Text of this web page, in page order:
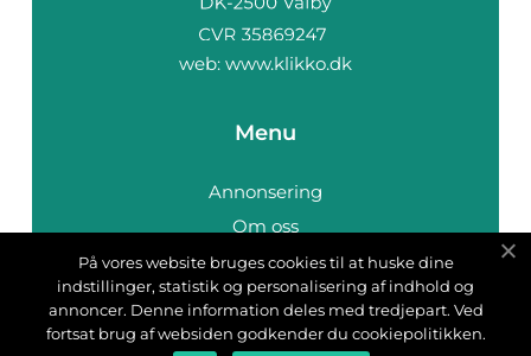
web: www.klikko.dk
Menu
Annonsering
Om oss
Cookies
Kontakta oss
Sitemap
På vores website bruges cookies til at huske dine
indstillinger, statistik og personalisering af indhold og
annoncer. Denne information deles med tredjepart. Ved
fortsat brug af websiden godkender du cookiepolitikken.